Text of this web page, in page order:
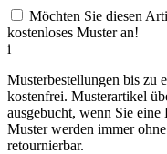
Möchten Sie diesen
kostenloses Muster an!
i
Musterbestellungen bis zu
kostenfrei. Musterartikel
ausgebucht, wenn Sie
Muster werden immer
retournierbar.